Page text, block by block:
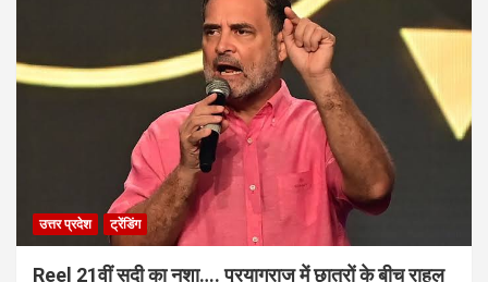
उत्तर प्रदेश ट्रेंडिंग
Reel 21वीं सदी का नशा…. प्रयागराज में छात्रों के बीच राहुल